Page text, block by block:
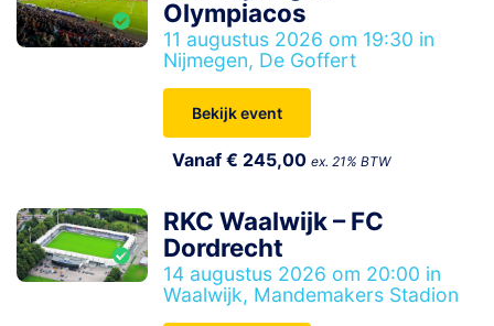
Olympiacos
11 augustus 2026 om 19:30 in
Nijmegen, De Goffert
Bekijk event
Vanaf € 245,00ex. 21% BTW
RKC Waalwijk – FC
Dordrecht
14 augustus 2026 om 20:00 in
Waalwijk, Mandemakers Stadion